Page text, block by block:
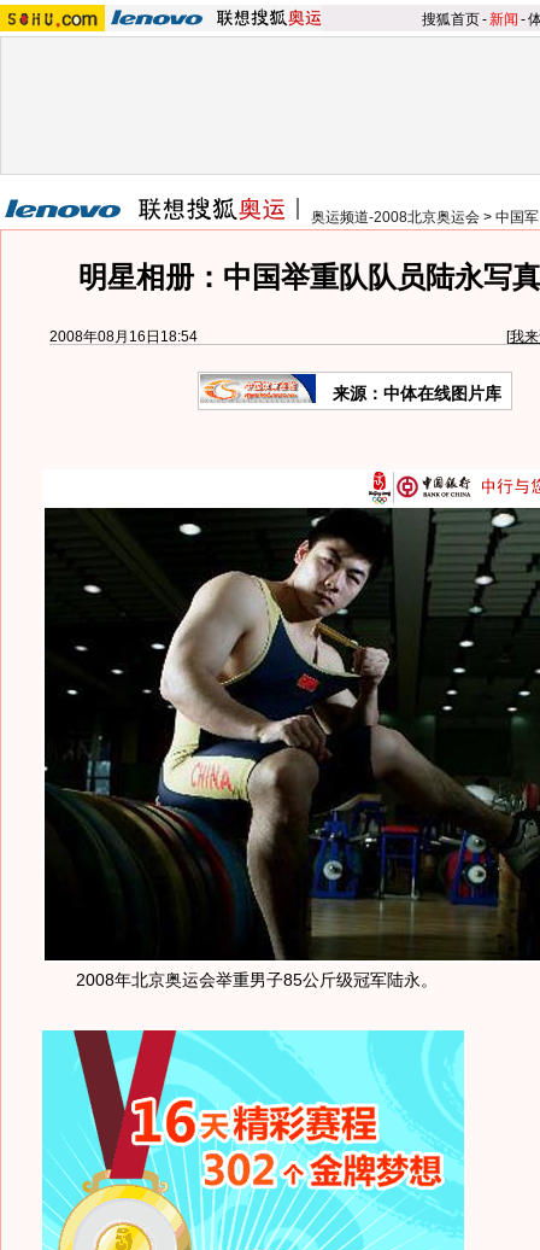
搜狐首页-新闻 -
奥运频道-2008北京奥运会 > 中国
明星相册：中国举重队队员陆永写
2008年08月16日18:54 [我
来源：中体在线图片库
2008年北京奥运会举重男子85公斤级冠军陆永。